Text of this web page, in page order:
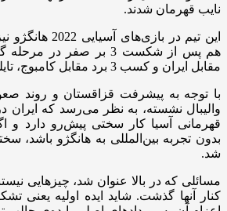
نایب قهرمان شدند.
این تیم در
هم پس از شکست 3 بر صفر
مقابل ایران و کسب 3 برد مقابل کامبوج، تایلند و چین.
با توجه به پیشرفت قزاقستان و روند
والیبال نشسته، به نظر می‌رسد که ایران
قهرمانی آسیا کار سختی پیش‌رو دارد و
بدون تجربه بین‌المللی به هانگژو باشد،
شد.
مسائلی که در بالا عنوان شد، چیزهایی
کنار آنها گذشت. شاید ایده‌ اولیه یعنی